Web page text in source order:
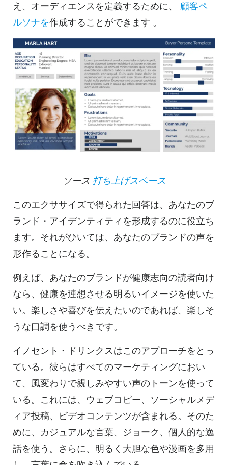
え、オーディエンスを定義するために、 顧客ペ
ルソナを作成することができます 。
ソース 打ち上げスペース
このエクササイズで得られた回答は、あなたのブ
ランド・アイデンティティを形成するのに役立ち
ます。それがひいては、あなたのブランドの声を
形作ることになる。
例えば、あなたのブランドが健康志向の読者向け
なら、健康を連想させる明るいイメージを使いた
い。楽しさや喜びを伝えたいのであれば、楽しそ
うな口調を使うべきです。
イノセント・ドリンクスはこのアプローチをとっ
ている。彼らはすべてのマーケティングにおい
て、風変わりで親しみやすい声のトーンを使って
いる。これには、ウェブコピー、ソーシャルメデ
ィア投稿、ビデオコンテンツが含まれる。そのた
めに、カジュアルな言葉、ジョーク、個人的な逸
話を使う。さらに、明るく大胆な色や漫画を多用